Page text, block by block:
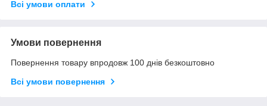
Всі умови оплати
Умови повернення
Повернення товару впродовж 100 днів безкоштовно
Всі умови повернення